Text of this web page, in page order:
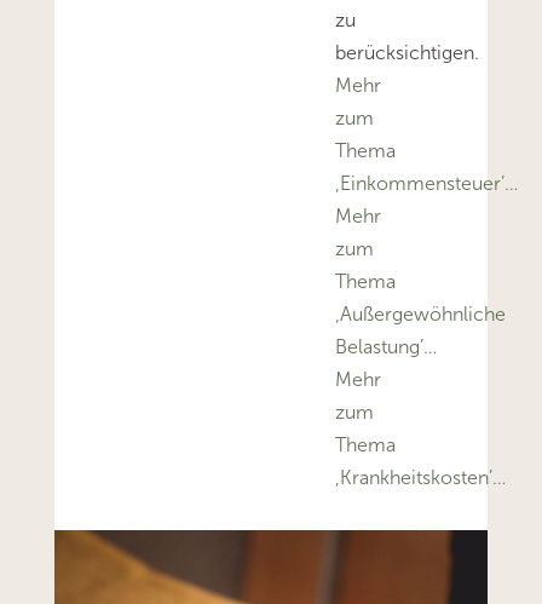
zu
berücksichtigen.
Mehr
zum
Thema
‚Einkommensteuer’…
Mehr
zum
Thema
‚Außergewöhnliche
Belastung’…
Mehr
zum
Thema
‚Krankheitskosten’…